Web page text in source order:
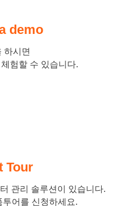
demo
하시면
험할 수 있습니다.
Tour
관리 솔루션이 있습니다.
어를 신청하세요.